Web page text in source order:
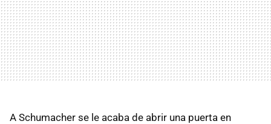
A Schumacher se le acaba de abrir una puerta en